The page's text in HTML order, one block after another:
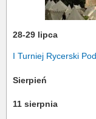
28-29 lipca
I Turniej Rycerski
Sierpień
11 sierpnia